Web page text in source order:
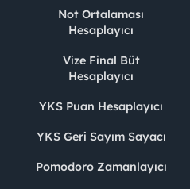
Not Ortalaması
Hesaplayıcı
Vize Final Büt
Hesaplayıcı
YKS Puan Hesaplayıcı
YKS Geri Sayım Sayacı
Pomodoro Zamanlayıcı